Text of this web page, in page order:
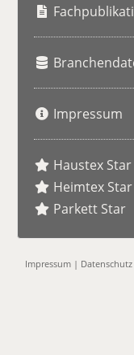
Impressum
Haustex Star
Heimtex Star
Parkett Star
Impressum | Datenschutz